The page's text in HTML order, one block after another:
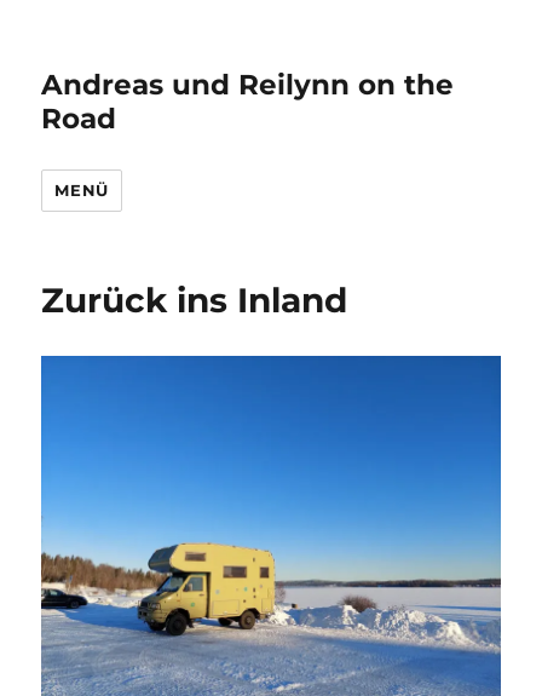
Andreas und Reilynn on the
Road
MENÜ
Zurück ins Inland